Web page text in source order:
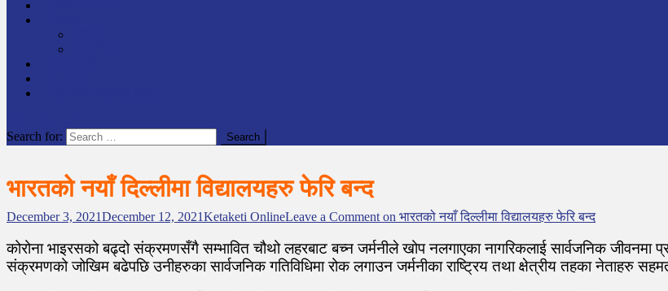
Search for:
भारतको नयाँ दिल्लीमा विद्यालयहरु फेरि बन्द
December 3, 2021December 12, 2021Ketaketi OnlineLeave a Comment on भारतको नयाँ दिल्लीमा विद्यालयहरु फेरि बन्द
कोरोना भाइरसको बढ्दो संक्रमणसँगै सम्भावित चौथो लहरबाट बच्न जर्मनीले खोप नलगाएका नागरिकलाई सार्वजनिक
संक्रमणको जोखिम बढेपछि उनीहरुका सार्वजनिक गतिविधिमा रोक लगाउन जर्मनीका राष्ट्रिय तथा क्षेत्रीय तहका नेताहरु